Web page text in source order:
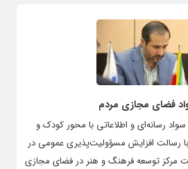
فضای مجازی مردم
رسانه‌ای و اطلاعاتی با محور کودک و
رسالت افزایش مسؤولیت‌پذیری عمومی در
مرکز توسعه فرهنگ و هنر در فضای مجازی